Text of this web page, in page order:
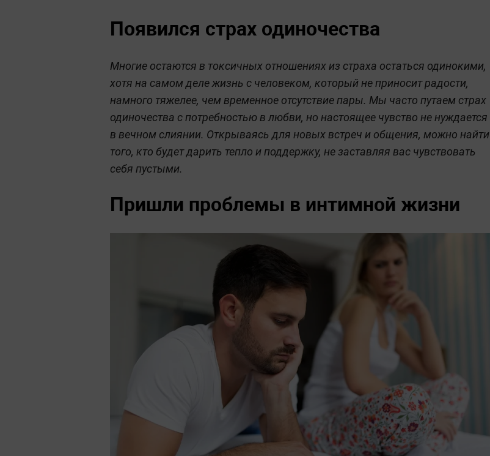
Появился страх одиночества
Многие остаются в токсичных отношениях из страха остаться одинокими,
хотя на самом деле жизнь с человеком, который не приносит радости,
намного тяжелее, чем временное отсутствие пары. Мы часто путаем страх
одиночества с потребностью в любви, но настоящее чувство не нуждается
в вечном слиянии. Открываясь для новых встреч и общения, можно найти
того, кто будет дарить тепло и поддержку, не заставляя вас чувствовать
себя пустыми.
Пришли проблемы в интимной жизни